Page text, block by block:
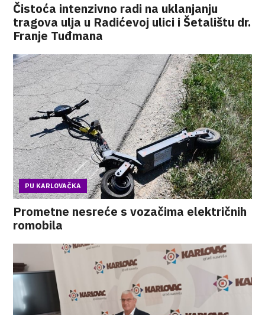
Čistoća intenzivno radi na uklanjanju
tragova ulja u Radićevoj ulici i Šetalištu dr.
Franje Tuđmana
PU KARLOVAČKA
Prometne nesreće s vozačima električnih
romobila